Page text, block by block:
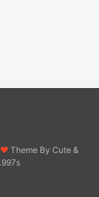
♥ Theme By Cute &